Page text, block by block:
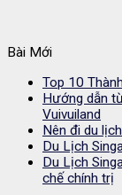
Bài Mới
Top 10
Hướng dẫn
Vuivuiland
Nên đi du
Du Lịch
Du Lịch
chế chính trị